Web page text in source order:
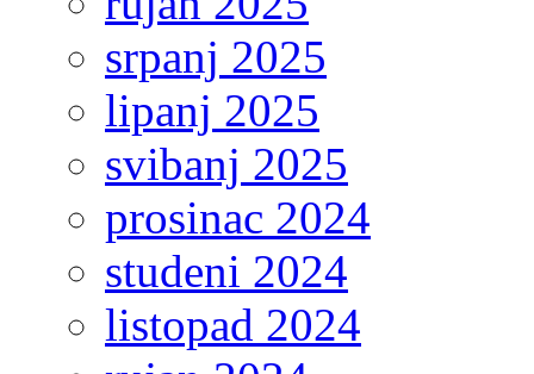
srpanj 2025
lipanj 2025
svibanj 2025
prosinac 2024
studeni 2024
listopad 2024